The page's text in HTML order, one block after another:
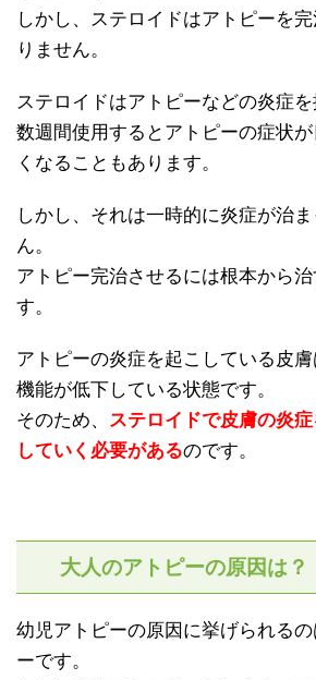
しかし、ステロイドはアトピーを
りません。
ステロイドはアトピーなどの炎症を
数週間使用するとアトピーの症状
くなることもあります。
しかし、それは一時的に炎症が治
ん。
アトピー完治させるには根本から
す。
アトピーの炎症を起こしている皮
機能が低下している状態です。
そのため、 ステロイドで皮膚の炎
していく必要があるのです。
大人のアトピーの原因は？
幼児アトピーの原因に挙げられる
ーです。